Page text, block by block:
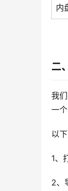
内
二
我
一
以
1、
2、